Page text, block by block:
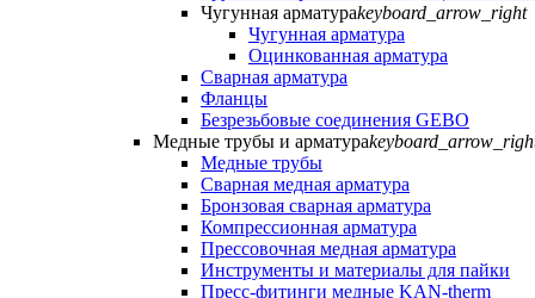
Чугунная арматураkeyboard_arrow_right
Чугунная арматура
Оцинкованная арматура
Сварная арматура
Фланцы
Безрезьбовые соединения GEBO
Медные трубы и арматура
Медные трубы
Сварная медная арматура
Бронзовая сварная арматура
Компрессионная арматура
Прессовочная медная арматура
Инструменты и материалы для пайки
Пресс-фитинги медные KAN-therm